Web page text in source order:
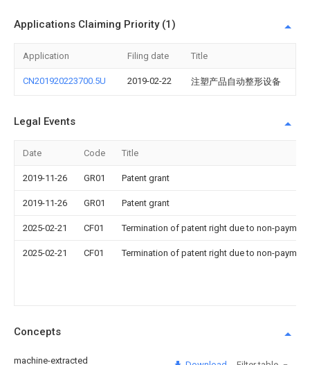
Applications Claiming Priority (1)
Application Filing date Title
CN201920223700.5U 2019-02-22 注塑产品自动整形设备
Legal Events
Date Code Title
2019-11-26 GR01 Patent grant
2019-11-26 GR01 Patent grant
2025-02-21 CF01 Termination of patent right due to non-
2025-02-21 CF01 Termination of patent right due to non-
Concepts
machine-extracted